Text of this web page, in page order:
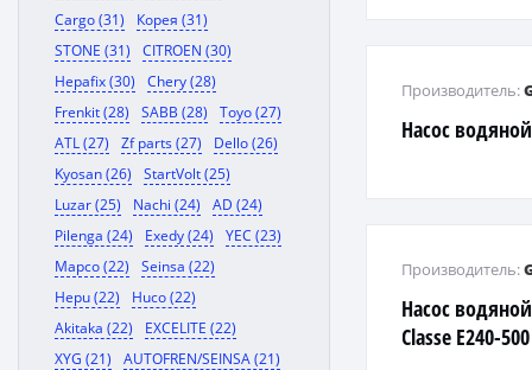
Cargo (31)
Корея (31)
STONE (31)
CITROEN (30)
Hepafix (30)
Chery (28)
Frenkit (28)
SABB (28)
Toyo (27)
ATL (27)
Zf parts (27)
Dello (26)
Kyosan (26)
StartVolt (25)
Luzar (25)
Nachi (24)
AD (24)
Pilenga (24)
Exedy (24)
YEC (23)
Mapco (22)
Seinsa (22)
Hepu (22)
Huco (22)
Akitaka (22)
EXCELITE (22)
XYG (21)
AUTOFREN/SEINSA (21)
Насос
Производитель:
Насос
Classe E240-
Производитель: